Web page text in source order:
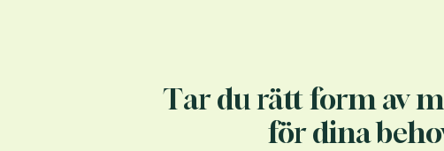
Tar du rätt form av
för dina